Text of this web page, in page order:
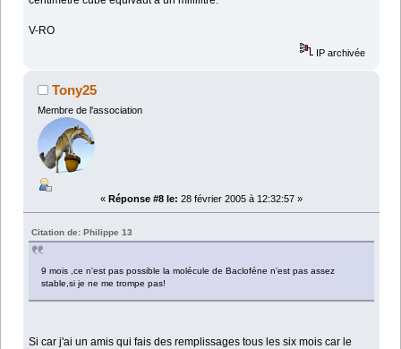
V-RO
IP archivée
Tony25
Membre de l'association
« Réponse #8 le: 28 février 2005 à 12:32:57 »
Citation de: Philippe 13
9 mois ,ce n'est pas possible la molécule de Bacloféne n'est pas assez
stable,si je ne me trompe pas!
Si car j'ai un amis qui fais des remplissages tous les six mois car le